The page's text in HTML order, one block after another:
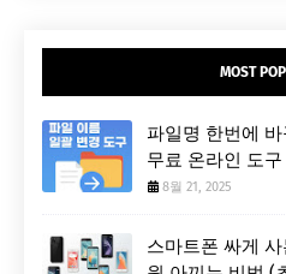
MOST
파일명 한번에
무료 온라인 도구
8월 21, 2025
스마트폰 싸게